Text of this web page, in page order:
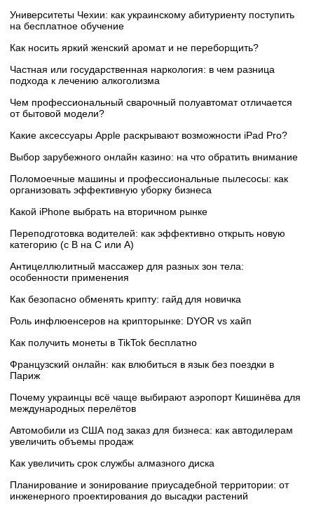
Университеты Чехии: как украинскому абитуриенту поступить
на бесплатное обучение
Как носить яркий женский аромат и не переборщить?
Частная или государственная наркология: в чем разница
подхода к лечению алкоголизма
Чем профессиональный сварочный полуавтомат отличается
от бытовой модели?
Какие аксессуары Apple раскрывают возможности iPad Pro?
Выбор зарубежного онлайн казино: на что обратить внимание
Поломоечные машины и профессиональные пылесосы: как
организовать эффективную уборку бизнеса
Какой iPhone выбрать на вторичном рынке
Переподготовка водителей: как эффективно открыть новую
категорию (с B на C или А)
Антицеллюлитный массажер для разных зон тела:
особенности применения
Как безопасно обменять крипту: гайд для новичка
Роль инфлюенсеров на крипторынке: DYOR vs хайп
Как получить монеты в TikTok бесплатно
Французский онлайн: как влюбиться в язык без поездки в
Париж
Почему украинцы всё чаще выбирают аэропорт Кишинёва для
международных перелётов
Автомобили из США под заказ для бизнеса: как автодилерам
увеличить объемы продаж
Как увеличить срок службы алмазного диска
Планирование и зонирование приусадебной территории: от
инженерного проектирования до высадки растений